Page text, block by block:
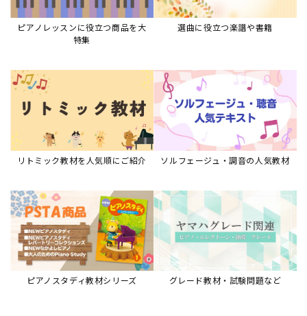
ピアノレッスンに役立つ商品を大
特集
選曲に役立つ楽譜や書籍
リトミック教材を人気順にご紹介 ソルフェージュ・調音の人気教材
ピアノスタディ教材シリーズ グレード教材・試験問題など